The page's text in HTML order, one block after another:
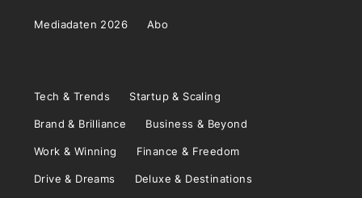
Mediadaten 2026 Abo
Tech & Trends Startup & Scaling
Brand & Brilliance Business & Beyond
Work & Winning Finance & Freedom
Drive & Dreams Deluxe & Destinations